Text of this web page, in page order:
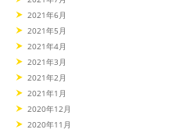
2021年6月
2021年5月
2021年4月
2021年3月
2021年2月
2021年1月
2020年12月
2020年11月